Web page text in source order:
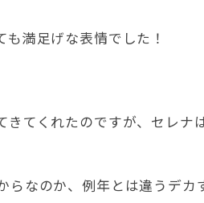
満足げな表情でした！
てくれたのですが、セレナ
らなのか、例年とは違うデカ